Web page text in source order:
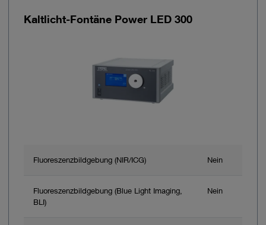
Kaltlicht-Fontäne Power LED 300
Fluoreszenzbildgebung (NIR/ICG) Nein
Fluoreszenzbildgebung (Blue Light Imaging,
BLI)
Nein